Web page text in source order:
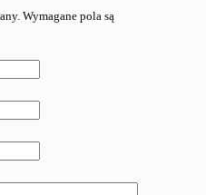
Wymagane pola są